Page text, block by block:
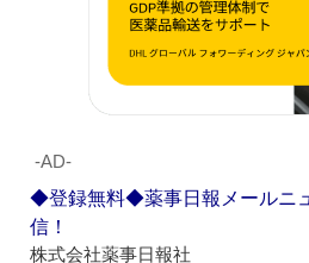
‐AD‐
◆登録無料◆薬事日報メールニ
信！
株式会社薬事日報社